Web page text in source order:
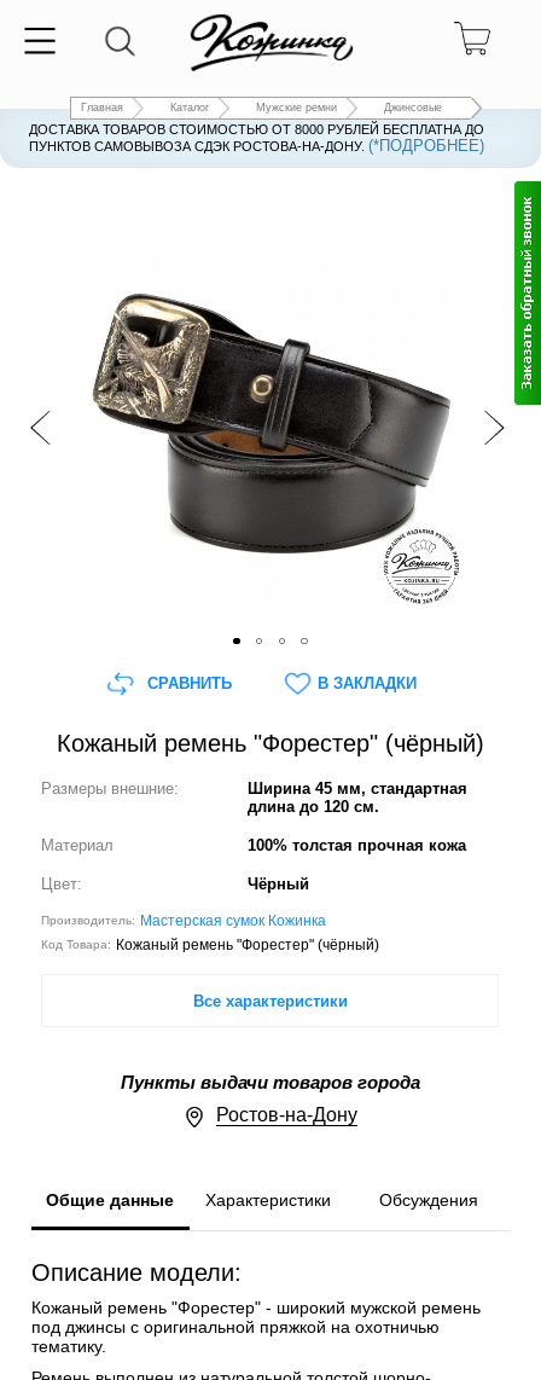
Главная Каталог Мужские ремни Джинсовые
ДОСТАВКА ТОВАРОВ СТОИМОСТЬЮ ОТ 8000 РУБЛЕЙ БЕСПЛАТНА ДО
ПУНКТОВ САМОВЫВОЗА СДЭК РОСТОВА-НА-ДОНУ.(*ПОДРОБНЕЕ)
Кожаный ремень "Форестер" (чёрный)
Размеры внешние:
Ширина 45 мм, стандартная
длина до 120 см.
Материал 100% толстая прочная кожа
Цвет: Чёрный
Производитель: Мастерская сумок Кожинка
Код Товара: Кожаный ремень "Форестер" (чёрный)
Все характеристики
Пункты выдачи товаров города
Ростов-на-Дону
СРАВНИТЬ В ЗАКЛАДКИ
Общие данные Характеристики Обсуждения
Описание модели:
Кожаный ремень "Форестер" - широкий мужской ремень
под джинсы с оригинальной пряжкой на охотничью
тематику.